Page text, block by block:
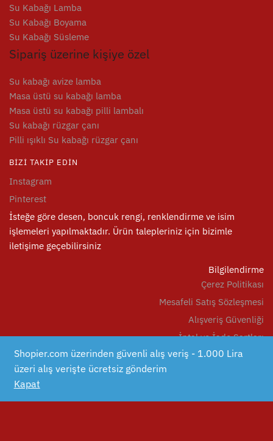
Shopier.com üzerinden güvenli alış veriş - 1.000 Lira
üzeri alış verişte ücretsiz gönderim
Kapat
Su Kabağı Lamba
Su Kabağı Boyama
Su Kabağı Süsleme
Sipariş üzerine kişiye özel
Su kabağı avize lamba
Masa üstü su kabağı lamba
Masa üstü su kabağı pilli lambalı
Su kabağı rüzgar çanı
Pilli ışıklı Su kabağı rüzgar çanı
BIZI TAKIP EDIN
Instagram
Pinterest
İsteğe göre desen, boncuk rengi, renklendirme ve isim
işlemeleri yapılmaktadır. Ürün talepleriniz için bizimle
iletişime geçebilirsiniz
Bilgilendirme
Çerez Politikası
Mesafeli Satış Sözleşmesi
Alışveriş Güvenliği
İptal ve İade Şartları
Teslimat Koşulları
Bize ulaşın : birsenden35@gmail.com/